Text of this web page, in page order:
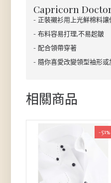
Capricorn
- 正裝襯衫用上光鮮棉料
- 布料容易打理,不易起皺
- 配合領帶穿著
- 隨你喜愛改變領型袖形
相關商品
-51%